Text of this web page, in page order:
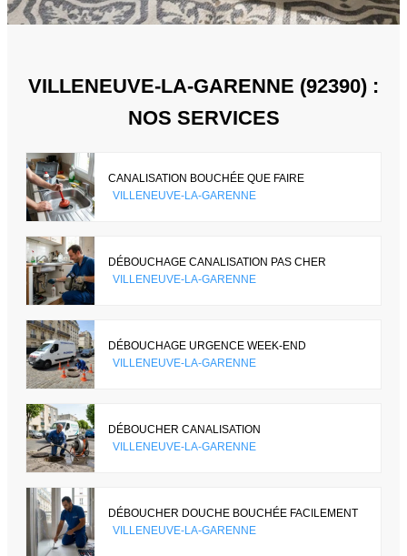
VILLENEUVE-LA-GARENNE (92390) :
NOS SERVICES
CANALISATION BOUCHÉE QUE FAIRE
VILLENEUVE-LA-GARENNE
DÉBOUCHAGE CANALISATION PAS CHER
VILLENEUVE-LA-GARENNE
DÉBOUCHAGE URGENCE WEEK-END
VILLENEUVE-LA-GARENNE
DÉBOUCHER CANALISATION
VILLENEUVE-LA-GARENNE
DÉBOUCHER DOUCHE BOUCHÉE FACILEMENT
VILLENEUVE-LA-GARENNE